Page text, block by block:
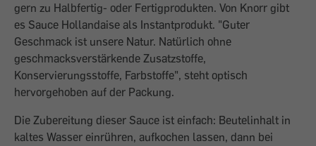
gern zu Halbfertig- oder Fertigprodukten. Von Knorr gibt
es Sauce Hollandaise als Instantprodukt. "Guter
Geschmack ist unsere Natur. Natürlich ohne
geschmacksverstärkende Zusatzstoffe,
Konservierungsstoffe, Farbstoffe", steht optisch
hervorgehoben auf der Packung.
Die Zubereitung dieser Sauce ist einfach: Beutelinhalt in
kaltes Wasser einrühren, aufkochen lassen, dann bei